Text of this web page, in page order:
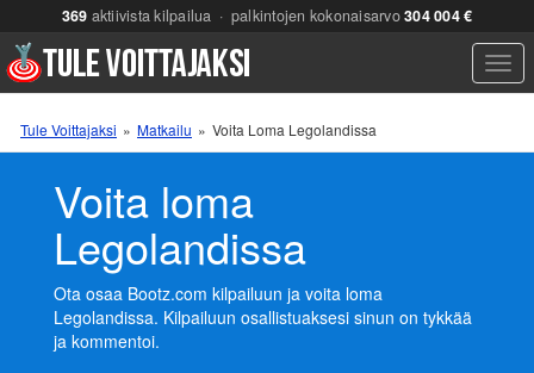
369 aktiivista kilpailua · palkintojen kokonaisarvo304 004 €
Tule Voittajaksi » Matkailu » Voita Loma Legolandissa
Voita loma
Legolandissa
Ota osaa Bootz.com kilpailuun ja voita loma
Legolandissa. Kilpailuun osallistuaksesi sinun on tykkää
ja kommentoi.